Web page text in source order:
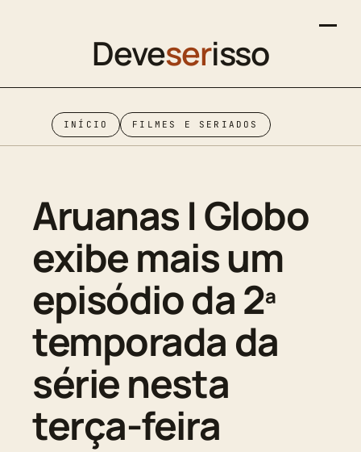
Deveserisso
INÍCIO FILMES E SERIADOS
Aruanas | Globo
exibe mais um
episódio da 2ª
temporada da
série nesta
terça-feira